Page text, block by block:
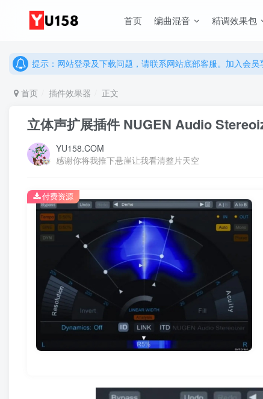
首页 编曲混音 精调效果包
提示：网站登录及下载问题，请联系网站底部客服。加入会员
首页 插件效果器 正文
立体声扩展插件 NUGEN Audio
YU158.COM
感谢你将我推下悬崖让我看清整片天空
付费资源